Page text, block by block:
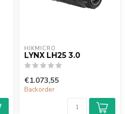
HIKMICRO
LYNX LH25 3.0
€1.073,55
Backorder